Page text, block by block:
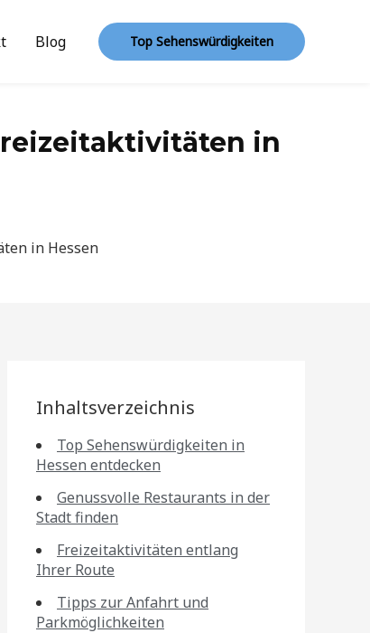
Blog Top Sehenswürdigkeiten
in
in Hessen
Inhaltsverzeichnis
Top Sehenswürdigkeiten in
Hessen entdecken
Genussvolle Restaurants in der
Stadt finden
Freizeitaktivitäten entlang
Ihrer Route
Tipps zur Anfahrt und
Parkmöglichkeiten